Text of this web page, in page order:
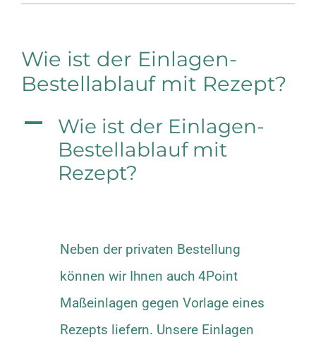
Wie ist der Einlagen-
Bestellablauf mit Rezept?
A
Wie ist der Einlagen-
Bestellablauf mit
Rezept?
Neben der privaten Bestellung
können wir Ihnen auch 4Point
Maßeinlagen gegen Vorlage eines
Rezepts liefern. Unsere Einlagen